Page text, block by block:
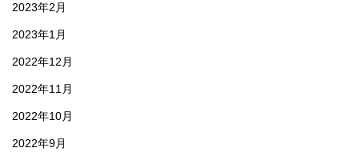
2023年2月
2023年1月
2022年12月
2022年11月
2022年10月
2022年9月